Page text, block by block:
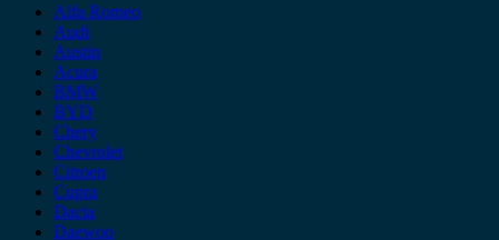
Alfa Romeo
Audi
Austin
Acura
BMW
BYD
Chery
Chevrolet
Citroen
Cupra
Dacia
Daewoo